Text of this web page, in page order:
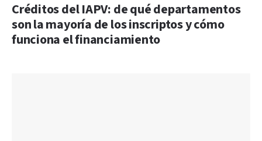
Créditos del IAPV: de qué departamentos
son la mayoría de los inscriptos y cómo
funciona el financiamiento